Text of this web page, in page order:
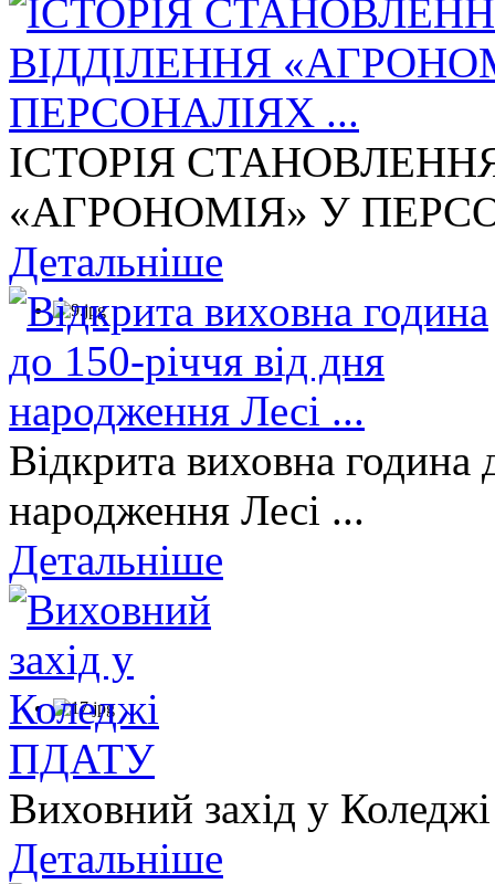
ІСТОРІЯ
«АГРОНОМІЯ» У
Детальніше
Відкрита виховна година
народження Лесі ...
Детальніше
Виховний захід у
Детальніше